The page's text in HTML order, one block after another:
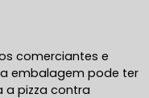
comerciantes e
embalagem pode ter
a pizza contra